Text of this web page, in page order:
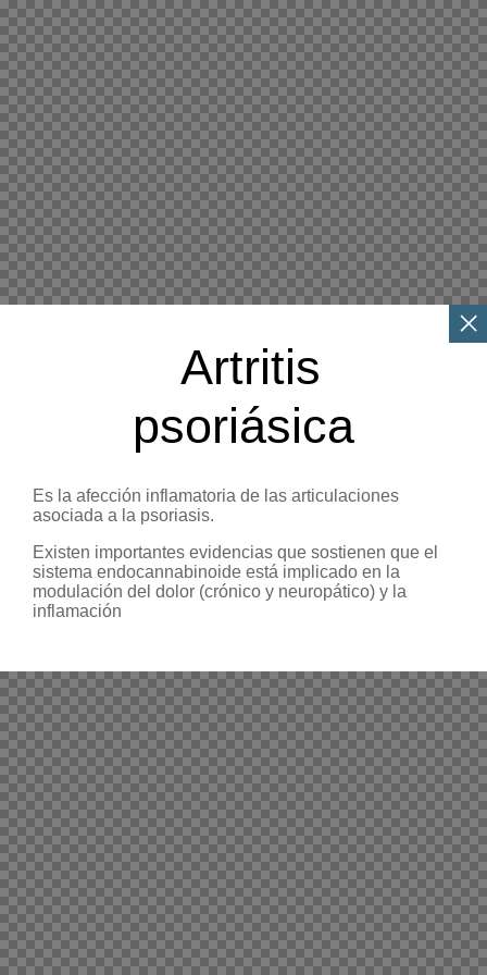
psoriásica
Es la afección inflamatoria de las articulaciones
asociada a la psoriasis.
Existen importantes evidencias que sostienen que el
sistema endocannabinoide está implicado en la
modulación del dolor (crónico y neuropático) y la
inflamación